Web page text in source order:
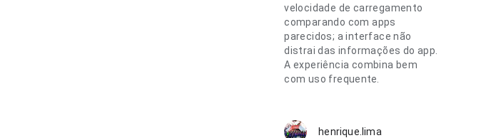
velocidade de carregamento
comparando com apps
parecidos; a interface não
distrai das informações do app.
A experiência combina bem
com uso frequente.
henrique.lima